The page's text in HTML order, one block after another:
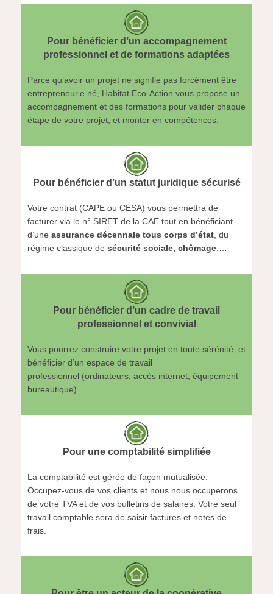
Pour bénéficier d’un accompagnement
professionnel et de formations adaptées
Parce qu’avoir un projet ne signifie pas forcément être
entrepreneur.e né, Habitat Eco-Action vous propose un
accompagnement et des formations pour valider chaque
étape de votre projet, et monter en compétences.
Pour bénéficier d’un statut juridique sécurisé
Votre contrat (CAPE ou CESA) vous permettra de
facturer via le n° SIRET de la CAE tout en bénéficiant
d’une assurance décennale tous corps d’état , du
régime classique de sécurité sociale, chômage
Pour bénéficier d’un cadre de travail
professionnel et convivial
Vous pourrez construire votre projet en toute sérénité, et
bénéficier d’un espace de travail
professionnel (ordinateurs, accès internet, équipement
bureautique).
Pour une comptabilité simplifiée
La comptabilité est gérée de façon mutualisée.
Occupez-vous de vos clients et nous nous occuperons
de votre TVA et de vos bulletins de salaires. Votre seul
travail comptable sera de saisir factures et notes de
frais.